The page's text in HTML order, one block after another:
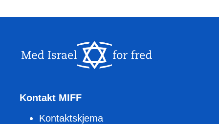
Kontakt MIFF
Kontaktskjema